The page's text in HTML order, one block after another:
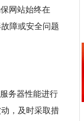
网站始终在
障或安全问题
务器性能进行
，及时采取措